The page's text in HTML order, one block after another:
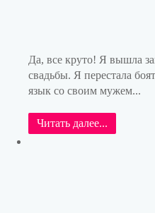
Да, все круто! Я вышла
свадьбы. Я перестала
язык со своим мужем...
Читать далее...